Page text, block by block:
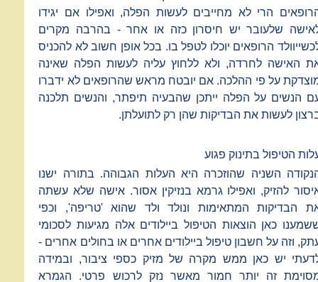
הרי לא מחייבים לעשות הפלה, ואפילו אם יגידו
שלעובר יש חיסרון כזה או אחר - בהרבה מקרים
הרופאים יוכלו לטפל בו. בכל אופן חשוב לא להכניס
האישה לחרדה, ולא ללחוץ עליה לעשות הפלה שאינה
על פי ההלכה. אם יובטח מראש שהרופאים לא ידברו
הנשים על הפלה ייתכן שהבעיה תיפתר, והנשים תלכנה
לעשות את הבדיקות שהן רק לתועלתן.
הטיפול בתינוק פגוע
השניה שהוזכרה היא העלות הגבוהה. בתורה ישנו
להזיק, ואפילו גרמא בנזיקין אסור. אישה שלא עשתה
הבדיקות המתאימות ונולד ולד שהוא 'טריפה', וכפי
כאן הוצאות הטיפול ביילודים אלה מגיעות לסכומי
וזה על חשבון טיפול ביילודים אחרים או בחולים אחרים -
יש כאן ממש מקרה של מזיק כספי ציבור, ובמידה
זה יותר חמור מאשר נזק לרכוש פרטי. הגמרא